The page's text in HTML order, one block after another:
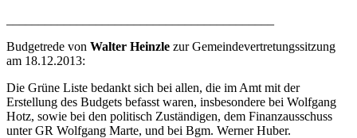
Budgetrede von Walter Heinzle zur Gemeindevertretungssitzung
am 18.12.2013:
Die Grüne Liste bedankt sich bei allen, die im Amt mit der
Erstellung des Budgets befasst waren, insbesondere bei Wolfgang
Hotz, sowie bei den politisch Zuständigen, dem Finanzausschuss
unter GR Wolfgang Marte, und bei Bgm. Werner Huber.